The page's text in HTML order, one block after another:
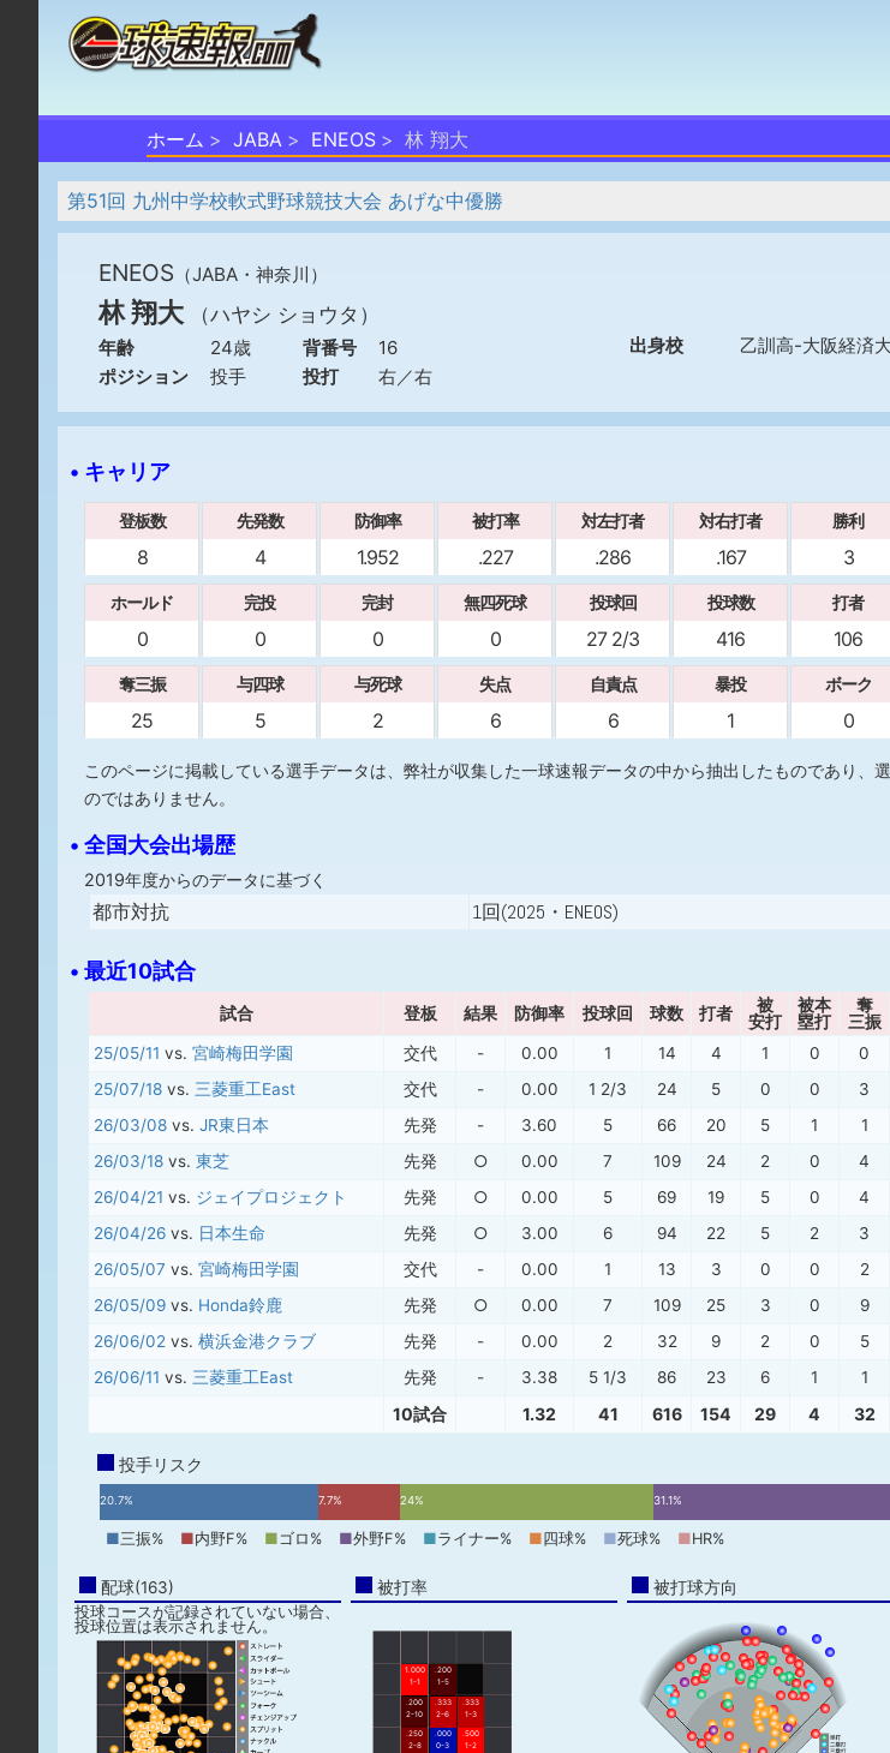
ホーム JABA ENEOS 林 翔大
第51回 九州中学校軟式野球競技大会 あげな中優勝
ENEOS （JABA・神奈川）
林 翔大 （ハヤシ ショウタ）
年齢 24歳 背番号
16
ポジション
投手 投打 右／右
出身校 乙訓高-大阪経済大
• キャリア
登板数
8
先発数
4
防御率
1.952
被打率
.227
対左打者
.286
対右打者
.167
勝利
3
ホールド
0
完投
0
完封
0
無四死球
0
投球回
27 2/3
投球数
416
打者
106
奪三振
25
与四球
5
与死球
2
失点
6
自責点
6
暴投
1
ボーク
0
このページに掲載している選手データは、弊社が収集した一球速報データの中から抽出したものであり、
のではありません。
• 全国大会出場歴
2019年度からのデータに基づく
都市対抗 1回(2025・ENEOS)
• 最近10試合
試合 登板 結果 防御率 投球回 球数 打者
被
安打
被本
塁打
奪
三振
25/05/11 vs. 宮崎梅田学園 交代 - 0.00 1 14 4 1 0 0
25/07/18 vs. 三菱重工East 交代 - 0.00 1 2/3 24 5 0 0 3
26/03/08 vs. JR東日本 先発 - 3.60 5 66 20 5 1 1
26/03/18 vs. 東芝 先発 ○ 0.00 7 109 24 2 0 4
26/04/21 vs. ジェイプロジェクト 先発 ○ 0.00 5 69 19 5 0 4
26/04/26 vs. 日本生命 先発 ○ 3.00 6 94 22 5 2 3
26/05/07 vs. 宮崎梅田学園 交代 - 0.00 1 13 3 0 0 2
26/05/09 vs. Honda鈴鹿 先発 ○ 0.00 7 109 25 3 0 9
26/06/02 vs. 横浜金港クラブ 先発 - 0.00 2 32 9 2 0 5
26/06/11 vs. 三菱重工East 先発 - 3.38 5 1/3 86 23 6 1 1
10試合 1.32 41 616 154 29 4 32
投手リスク
20.7% 7.7% 24% 31.1%
■三振% ■内野F% ■ゴロ% ■外野F% ■ライナー% ■ 四球% ■死球% ■HR%
配球(163)
投球コースが記録されていない場合、
投球位置は表示されません。
被打率
1.000
1-1
.200
1-5
.200
2-10
.333
2-6
.333
1-3
.250
2-8
.000
0-3
.500
1-2
被打球方向